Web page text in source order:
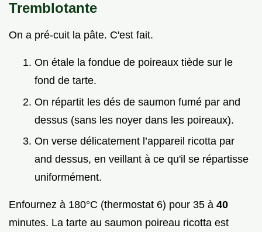
Tremblotante
On a pré-cuit la pâte. C'est fait.
On étale la fondue de poireaux tiède sur le
fond de tarte.
On répartit les dés de saumon fumé par and
dessus (sans les noyer dans les poireaux).
On verse délicatement l’appareil ricotta par
and dessus, en veillant à ce qu'il se répartisse
uniformément.
Enfournez à 180°C (thermostat 6) pour 35 à 40
minutes. La tarte au saumon poireau ricotta est